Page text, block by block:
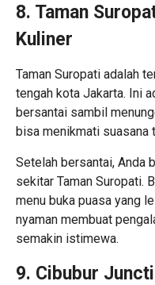
8. Taman
Kuliner
Taman Suropati adalah
tengah kota Jakarta. Ini
bersantai sambil
bisa menikmati suasana
Setelah bersantai, Anda
sekitar Taman Suropati.
menu buka puasa yang
nyaman membuat
semakin istimewa.
9. Cibubur